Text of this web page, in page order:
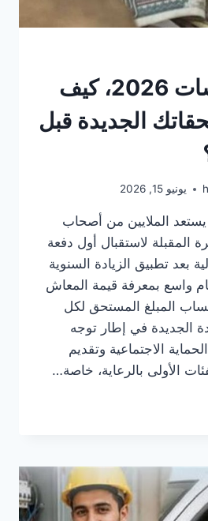
زيادة المعاشات 2026، كيف
الجديدة قبل
يونيو 15, 2026
الملايين من أصحاب
المقبلة لاستقبال أول دفعة
بعد تطبيق الزيادة السنوية
واسع بمعرفة قيمة المعاش
المبلغ المستحق لكل
الجديدة في إطار توجه
الاجتماعية وتقديم
الأولى بالرعاية، خاصة…